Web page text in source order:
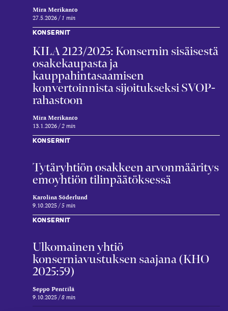
Mira Merikanto
27.5.2026 1 min
KONSERNIT
KILA 2123/2025: Konsernin sisäisestä
osakekaupasta ja
kauppahintasaamisen
konvertoinnista sijoitukseksi SVOP-
rahastoon
Mira Merikanto
13.1.2026 2 min
KONSERNIT
Tytär­yhtiön osakkeen arvon­määritys
emo­yhtiön tilin­päätöksessä
Karolina Söderlund
9.10.2025 5 min
KONSERNIT
Ulkomainen yhtiö
konserniavustuksen saajana (KHO
2025:59)
Seppo Penttilä
9.10.2025 8 min